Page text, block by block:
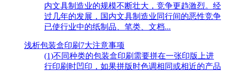
内文具制造业的规模不断壮大，竞争更趋激烈。经
过几年的发展，国内文具制造业同行间的恶性竞争
已使行业中的纸制品、笔类、文档...
浅析包装盒印刷7大注意事项
(1)不同种类的包装盒印刷需要拼在一张印版上进
行印刷时凹印，如果拼版时色调相同或相近的产品